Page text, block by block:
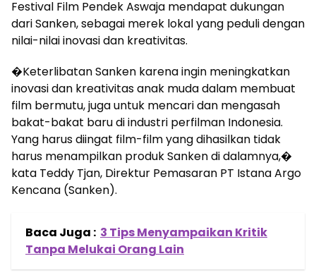
Festival Film Pendek Aswaja mendapat dukungan
dari Sanken, sebagai merek lokal yang peduli dengan
nilai-nilai inovasi dan kreativitas.
�Keterlibatan Sanken karena ingin meningkatkan
inovasi dan kreativitas anak muda dalam membuat
film bermutu, juga untuk mencari dan mengasah
bakat-bakat baru di industri perfilman Indonesia.
Yang harus diingat film-film yang dihasilkan tidak
harus menampilkan produk Sanken di dalamnya,�
kata Teddy Tjan, Direktur Pemasaran PT Istana Argo
Kencana (Sanken).
Baca Juga : 3 Tips Menyampaikan Kritik
Tanpa Melukai Orang Lain